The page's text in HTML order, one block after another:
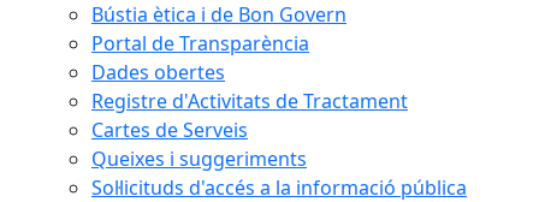
Bústia ètica i de Bon Govern
Portal de Transparència
Dades obertes
Registre d'Activitats de Tractament
Cartes de Serveis
Queixes i suggeriments
Sol·licituds d'accés a la informació pública